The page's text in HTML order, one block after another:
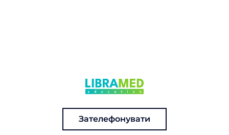
Зателефонувати